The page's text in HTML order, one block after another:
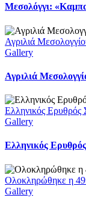
Μεσολόγγι:
Αγριλιά
Gallery
Αγριλιά
Ελληνικός Ερυθρός
Gallery
Ελληνικός
Ολοκληρώθηκε η
Gallery